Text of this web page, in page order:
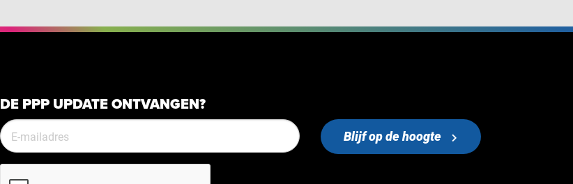
DE PPP UPDATE ONTVANGEN?
Blijf op de hoogte